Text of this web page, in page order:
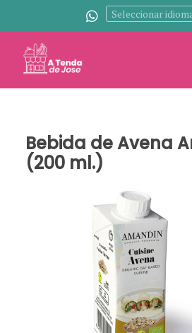
Seleccionar
Bebida de Avena
(200 ml.)